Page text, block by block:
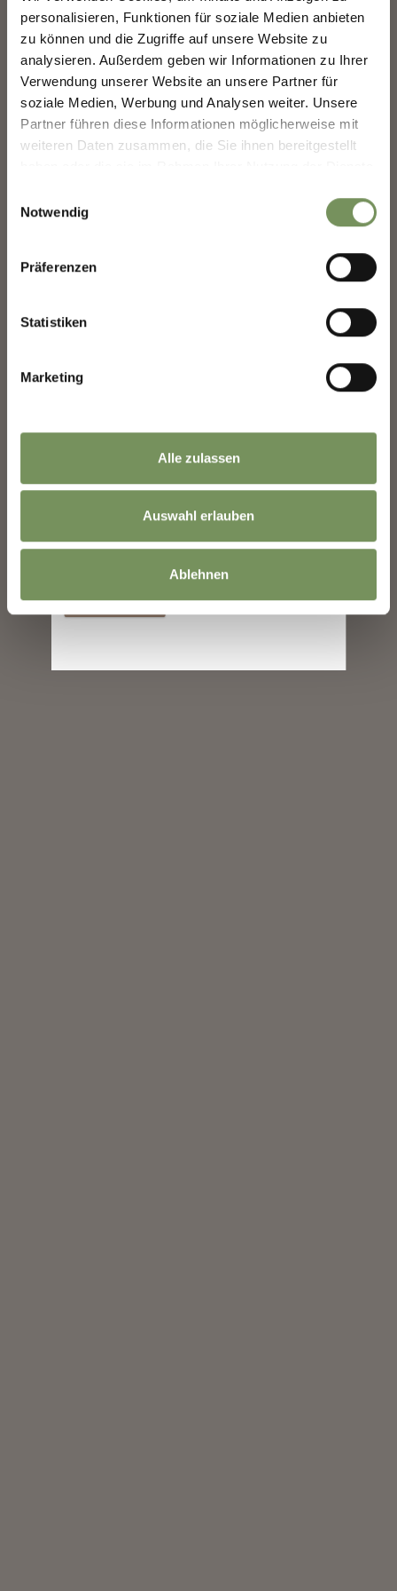
personalisieren, Funktionen für soziale Medien anbieten
zu können und die Zugriffe auf unsere Website zu
analysieren. Außerdem geben wir Informationen zu Ihrer
Verwendung unserer Website an unsere Partner für
soziale Medien, Werbung und Analysen weiter. Unsere
Partner führen diese Informationen möglicherweise mit
weiteren Daten zusammen, die Sie ihnen bereitgestellt
Notwendig
Präferenzen
Statistiken
Marketing
Alle zulassen
Auswahl erlauben
Ablehnen
info@passeiertal.it
IL CONTENUTO VI È STATO UTILE? SÌ NO
Scoprite il meglio di Marlengo! 🌄
Iscriviti subito alla nostra newsletter e sarai il primo
a conoscere offerte esclusive, eventi speciali e
consigli nascosti per la tua prossima visita a
Marlengo!
tua vacanza a Marlengo
ancora più bella!
Saluto
Cognome
Le informazioni sull'utilizzo dei dati sono